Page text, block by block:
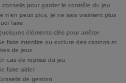
conseils pour garder le contrôle du jeu
n’en peux plus, je ne sais vraiment plus
faire
éléments clés pour arrêter
faire interdire ou exclure des casinos et
de jeux
cas de reprise du jeu
faire aider
de gestion